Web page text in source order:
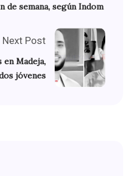
de semana, según Indom
Next Post
Madeja,
jóvenes